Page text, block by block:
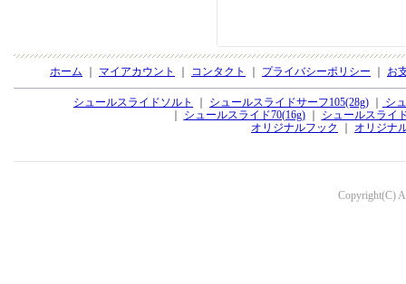
ホーム マイアカウント コンタクト プライバシーポリシー お
シュールスライドソルト シュールスライドサーフ105(28g)
シ
シュールスライド70(16g)｜
シュールスライ
オリジナルフック
オリジナ
Copyright(C)